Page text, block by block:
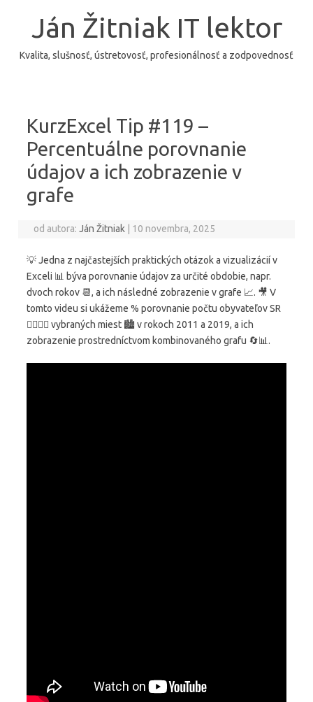
Ján Žitniak IT lektor
Kvalita, slušnosť, ústretovosť, profesionálnosť a zodpovednosť
KurzExcel Tip #119 –
Percentuálne porovnanie
údajov a ich zobrazenie v
grafe
od autora:Ján Žitniak 10 novembra, 2025
💡 Jedna z najčastejších praktických otázok a vizualizácií v
Exceli 📊 býva porovnanie údajov za určité obdobie, napr.
dvoch rokov 📆, a ich následné zobrazenie v grafe 📈. 🎥 V
tomto videu si ukážeme % porovnanie počtu obyvateľov SR
🧍‍♂️🧍‍♀️ vybraných miest 🏙️ v rokoch 2011 a 2019, a ich
zobrazenie prostredníctvom kombinovaného grafu 🔄📊.